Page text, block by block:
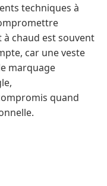
techniques à
à chaud est souvent
car une veste
marquage
quand